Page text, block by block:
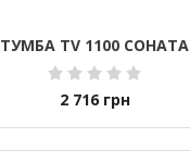
ТУМБА TV 1100 СОНАТА
2 716 грн